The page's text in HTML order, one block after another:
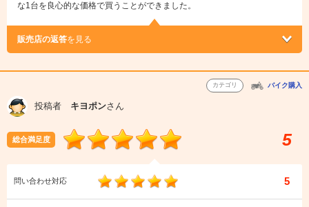
な1台を良心的な価格で買うことができました。
販売店の返答を見る
カテゴリ バイク購入
投稿者 キヨポンさん
総合満足度 5
問い合わせ対応 5